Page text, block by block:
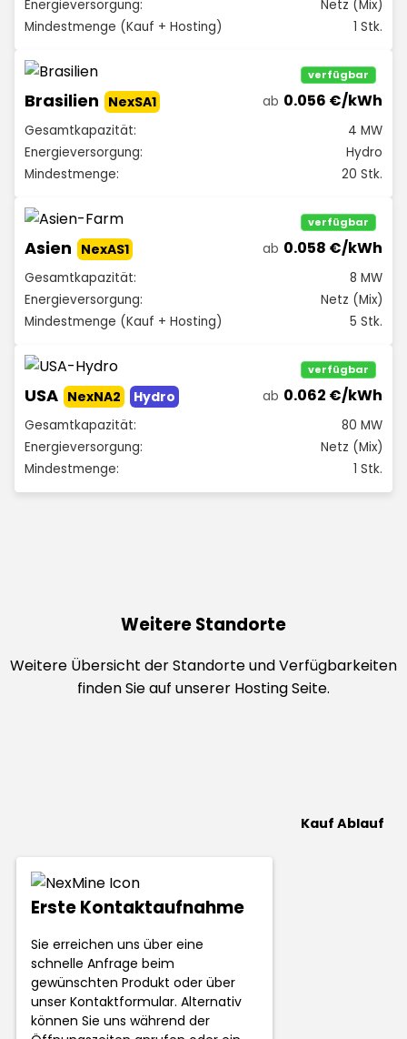
Energieversorgung:
Netz (Mix)
Mindestmenge (Kauf + Hosting)
1 Stk.
verfügbar
Brasilien NexSA1 ab 0.056 €/kWh
Gesamtkapazität:
4 MW
Energieversorgung:
Hydro
Mindestmenge:
20 Stk.
verfügbar
Asien NexAS1 ab 0.058 €/kWh
Gesamtkapazität:
8 MW
Energieversorgung:
Netz (Mix)
Mindestmenge (Kauf + Hosting)
5 Stk.
verfügbar
USA NexNA2 Hydro ab 0.062 €/kWh
Gesamtkapazität:
80 MW
Energieversorgung:
Netz (Mix)
Mindestmenge:
1 Stk.
Weitere Standorte
Weitere Übersicht der Standorte und Verfügbarkeiten
finden Sie auf unserer Hosting Seite.
Kauf Ablauf
Erste Kontaktaufnahme
Sie erreichen uns über eine
schnelle Anfrage beim
gewünschten Produkt oder über
unser Kontaktformular. Alternativ
können Sie uns während der